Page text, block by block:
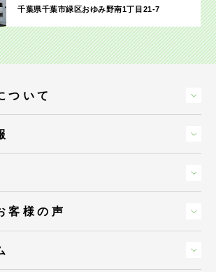
千葉県千葉市緑区おゆみ野南1丁目21-7
ついて
客様の声